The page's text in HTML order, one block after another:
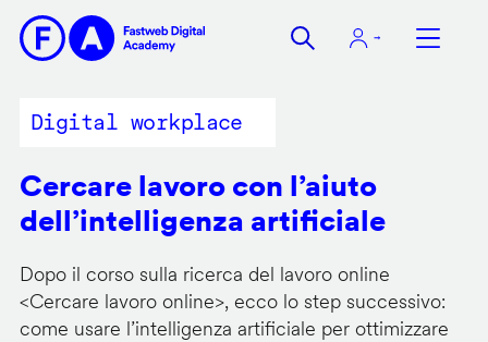
contenuto
Digital workplace
Cercare lavoro con l’aiuto
dell’intelligenza artificiale
Dopo il corso sulla ricerca del lavoro online
<Cercare lavoro online>, ecco lo step successivo:
come usare l’intelligenza artificiale per ottimizzare